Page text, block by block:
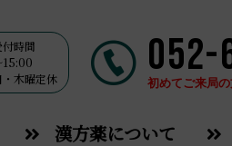
時間
・木曜定休
052-
初めてご来局
漢方薬について